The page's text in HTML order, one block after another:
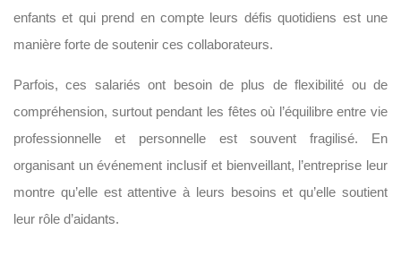
enfants et qui prend en compte leurs défis quotidiens est une
manière forte de soutenir ces collaborateurs.
Parfois, ces salariés ont besoin de plus de flexibilité ou de
compréhension, surtout pendant les fêtes où l’équilibre entre vie
professionnelle et personnelle est souvent fragilisé. En
organisant un événement inclusif et bienveillant, l’entreprise leur
montre qu’elle est attentive à leurs besoins et qu’elle soutient
leur rôle d’aidants.